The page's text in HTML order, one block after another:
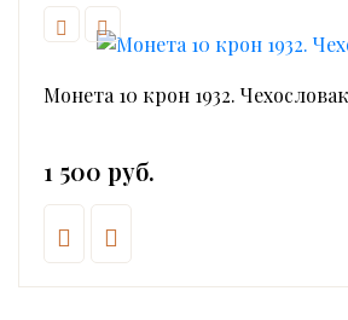
Монета 10 крон 1932.
1 500 руб.